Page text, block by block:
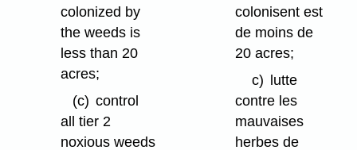
colonized by
the weeds is
less than 20
acres;
(c) control
all tier 2
noxious weeds
colonisent est
de moins de
20 acres;
c)
lutte
contre les
mauvaises
herbes de